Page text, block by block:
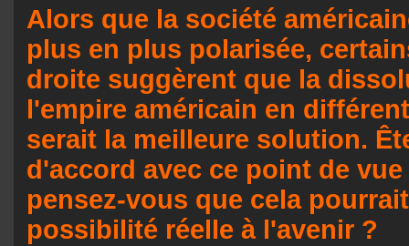
Alors que la société
plus en plus polarisée,
droite suggèrent que la
l'empire américain en
serait la meilleure solution.
d'accord avec ce point de
pensez-vous que cela
possibilité réelle à l'avenir ?